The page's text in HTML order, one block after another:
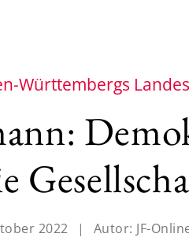
Württembergs
2022 | Autor: JF-